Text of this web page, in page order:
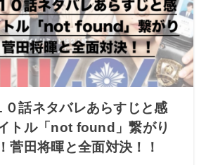
話ネタバレあらすじと感
トル「not found」繋がり
菅田将暉と全面対決！！